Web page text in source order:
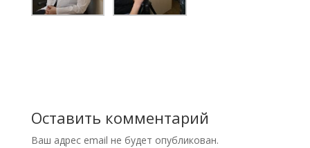
Оставить комментарий
Ваш адрес email не будет опубликован.